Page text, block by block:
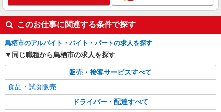
このお仕事に関連する条件で探す
鳥栖市のアルバイト・バイト・パートの求人を探す
同じ職種から鳥栖市の求人を探す
販売・接客サービスすべて
食品・試食販売
ドライバー・配達すべて